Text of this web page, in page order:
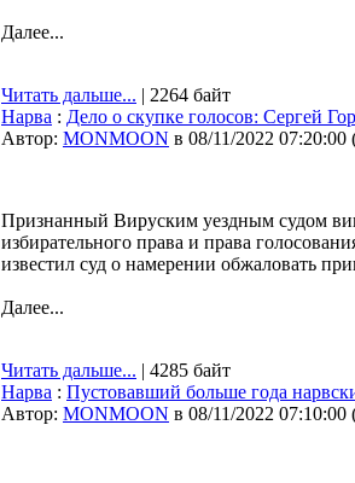
Далее...
Читать дальше... | 2264 байт
Нарва : Дело о скупке голосов: Сергей
Автор: MONMOON в 08/11/2022 07:20:00
Признанный Вируским уездным судом
избирательного права и права
известил суд о намерении обжаловать
Далее...
Читать дальше... | 4285 байт
Нарва : Пустовавший больше года
Автор: MONMOON в 08/11/2022 07:10:00